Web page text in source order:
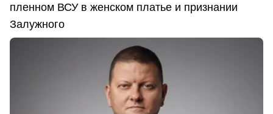
пленном ВСУ в женском платье и признании
Залужного